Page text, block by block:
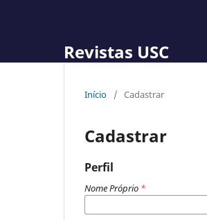
Revistas USC
Início / Cadastrar
Cadastrar
Perfil
Nome Próprio *